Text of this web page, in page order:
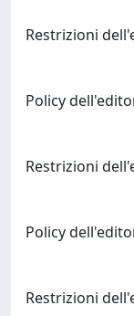
Restrizioni
Policy
Restrizioni
Policy
Restrizioni